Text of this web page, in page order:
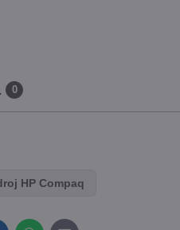
0
HP Compaq